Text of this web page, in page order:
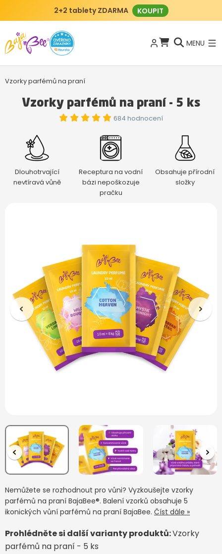
2+2 tablety ZDARMA KOUPIT
MENU
Vzorky parfémů na praní
Vzorky parfémů na praní - 5 ks
684 hodnocení
Dlouhotrvající
nevtíravá vůně
Receptura na vodní
bázi nepoškozuje
pračku
Obsahuje přírodní
složky
Nemůžete se rozhodnout pro vůni? Vyzkoušejte vzorky
parfémů na praní BajaBee®. Balení vzorků obsahuje 5
ikonických vůní parfémů na praní BajaBee. Číst dále »
Prohlédněte si další varianty produktů:Vzorky
parfémů na praní - 5 ks